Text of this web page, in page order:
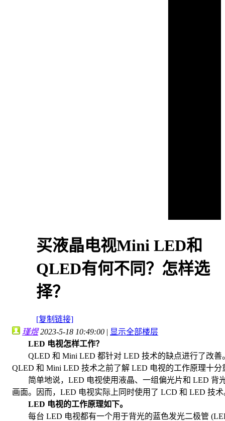
买液晶电视Mini LED和
QLED有何不同？怎样选
择？
[复制链接]
瑾煜2023-5-18 10:49:00 | 显示全部楼层
LED 电视怎样工作？
QLED 和 Mini LED 都针对 LED 技术的缺点进行了改善
QLED 和 Mini LED 技术之前了解 LED 电视的工作原理十分
简单地说，LED 电视使用液晶、一组偏光片和 LED 背
画面。因而，LED 电视实际上同时使用了 LCD 和 LED 技术
LED 电视的工作原理如下。
每台 LED 电视都有一个用于背光的蓝色发光二极管